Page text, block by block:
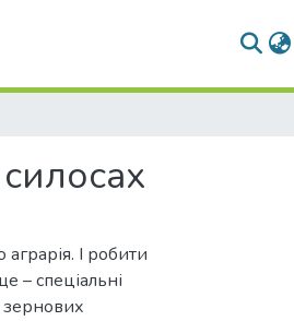
І робити
– спеціальні
зернових